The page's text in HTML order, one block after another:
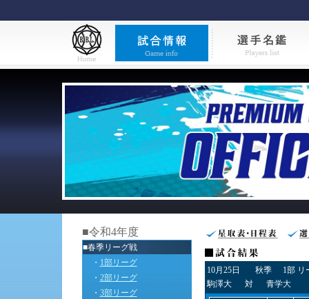
■令和4年度
■春季リーグ戦
・ 1部リーグ
・ 2部リーグ
・ 3部リーグ
10月25日 秋季
1部 リ
駒澤大
対 青学大